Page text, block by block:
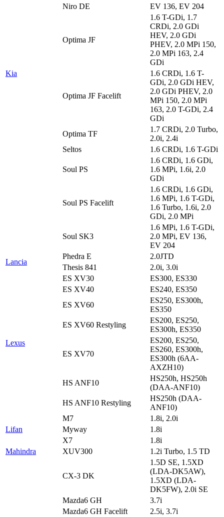
Kia
Niro DE
EV 136, EV 204
Optima JF
1.6 T-GDi, 1.7
CRDi, 2.0 GDi
HEV, 2.0 GDi
PHEV, 2.0 MPi 150,
2.0 MPi 163, 2.4
GDi
Optima JF Facelift
1.6 CRDi, 1.6 T-
GDi, 2.0 GDi HEV,
2.0 GDi PHEV, 2.0
MPi 150, 2.0 MPi
163, 2.0 T-GDi, 2.4
GDi
Optima TF
1.7 CRDi, 2.0 Turbo,
2.0i, 2.4i
Seltos
1.6 CRDi, 1.6 T-GDi
Soul PS
1.6 CRDi, 1.6 GDi,
1.6 MPi, 1.6i, 2.0
GDi
Soul PS Facelift
1.6 CRDi, 1.6 GDi,
1.6 MPi, 1.6 T-GDi,
1.6 Turbo, 1.6i, 2.0
GDi, 2.0 MPi
Soul SK3
1.6 MPi, 1.6 T-GDi,
2.0 MPi, EV 136,
EV 204
Lancia
Phedra E
2.0JTD
Thesis 841
2.0i, 3.0i
Lexus
ES XV30
ES300, ES330
ES XV40
ES240, ES350
ES XV60
ES250, ES300h,
ES350
ES XV60 Restyling
ES200, ES250,
ES300h, ES350
ES XV70
ES200, ES250,
ES260, ES300h,
ES300h (6AA-
AXZH10)
HS ANF10
HS250h, HS250h
(DAA-ANF10)
HS ANF10 Restyling
HS250h (DAA-
ANF10)
Lifan
M7
1.8i, 2.0i
Myway
1.8i
X7
1.8i
Mahindra
XUV300 1.2i Turbo, 1.5 TD
CX-3 DK
1.5D SE, 1.5XD
(LDA-DK5AW),
1.5XD (LDA-
DK5FW), 2.0i SE
Mazda6 GH
3.7i
Mazda6 GH Facelift
2.5i, 3.7i